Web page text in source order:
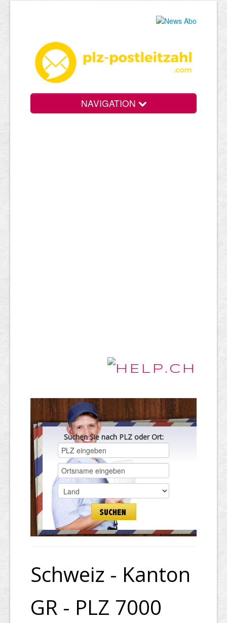
NAVIGATION
Suchen Sie nach PLZ oder Ort:
Schweiz - Kanton
GR - PLZ 7000